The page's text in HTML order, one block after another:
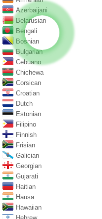
Azerbaijani
Belarusian
Bengali
Bosnian
Bulgarian
Cebuano
Chichewa
Corsican
Croatian
Dutch
Estonian
Filipino
Finnish
Frisian
Galician
Georgian
Gujarati
Haitian
Hausa
Hawaiian